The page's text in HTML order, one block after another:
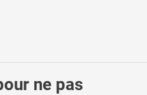
ne pas